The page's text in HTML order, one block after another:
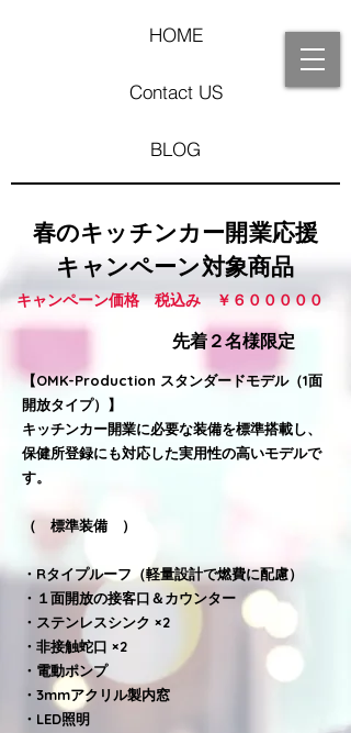
HOME
Contact US
BLOG
【OMK-Production スタンダードモデル（1面
開放タイプ）】
キッチンカー開業に必要な装備を標準搭載し、
保健所登録にも対応した実用性の高いモデルで
す。
（ 標準装備 ）
・Rタイプルーフ（軽量設計で燃費に配慮）
・１面開放の接客口＆カウンター
・ステンレスシンク ×2
・非接触蛇口 ×2
・電動ポンプ
・3mmアクリル製内窓
・LED照明
春のキッチンカー開業応援
キャンペーン対象商品
​キャンペーン価格 税込み ￥６０００００
​先着２名様限定